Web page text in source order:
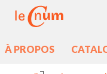
À PROPOS